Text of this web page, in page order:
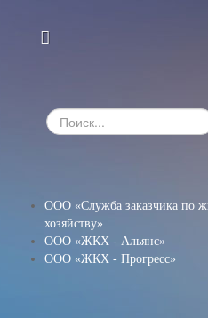
ООО «Служба заказчика по
хозяйству»
ООО «ЖКХ - Альянс»
ООО «ЖКХ - Прогресс»